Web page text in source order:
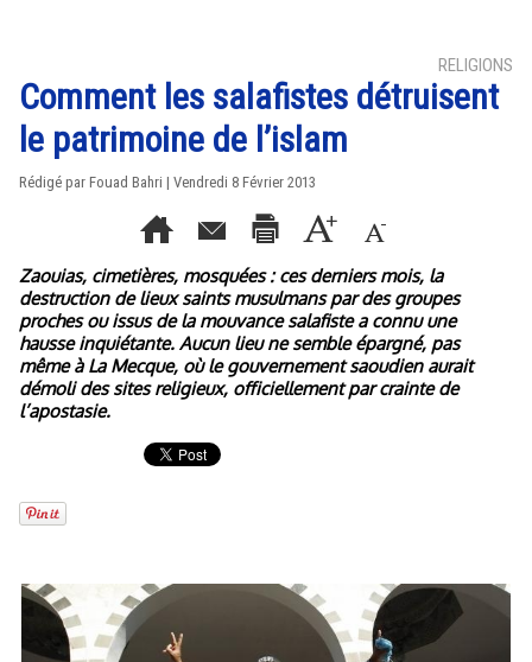
RELIGIONS
Comment les salafistes détruisent
le patrimoine de l’islam
Rédigé par Fouad Bahri | Vendredi 8 Février 2013
Zaouias, cimetières, mosquées : ces derniers mois, la
destruction de lieux saints musulmans par des groupes
proches ou issus de la mouvance salafiste a connu une
hausse inquiétante. Aucun lieu ne semble épargné, pas
même à La Mecque, où le gouvernement saoudien aurait
démoli des sites religieux, officiellement par crainte de
l’apostasie.